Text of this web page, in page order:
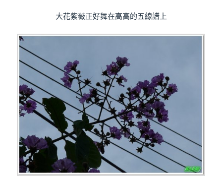
大花紫薇正好舞在高高的五線譜上